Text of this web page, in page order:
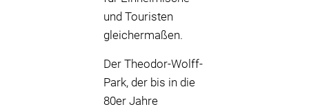
und Touristen
gleichermaßen.
Der Theodor-Wolff-
Park, der bis in die
80er Jahre